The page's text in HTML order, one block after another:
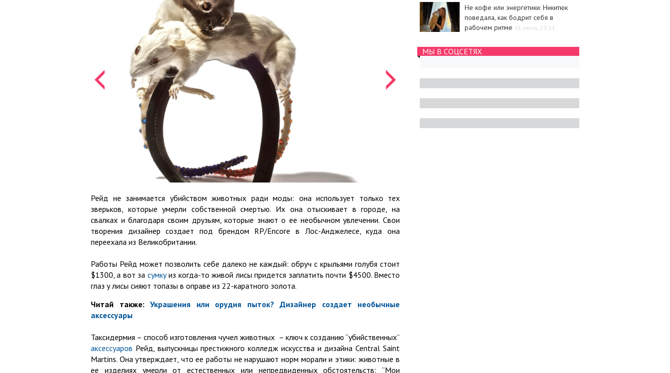
Рейд не занимается убийством животных ради моды: она использует только тех
зверьков, которые умерли собственной смертью. Их она отыскивает в городе, на
свалках и благодаря своим друзьям, которые знают о ее необычном увлечении. Свои
творения дизайнер создает под брендом RP/Encore в Лос-Анджелесе, куда она
переехала из Великобритании.
Работы Рейд может позволить себе далеко не каждый: обруч с крыльями голубя стоит
$1300, а вот за сумкуиз когда-то живой лисы придется заплатить почти $4500. Вместо
глаз у лисы сияют топазы в оправе из 22-каратного золота.
Читай также: Украшения или орудия пыток? Дизайнер создает необычные
аксессуары
Таксидермия – способ изготовления чучел животных – ключ к созданию “убийственных”
аксессуаров Рейд, выпускницы престижного колледж искусства и дизайна Central Saint
Martins. Она утверждает, что ее работы не нарушают норм морали и этики: животные в
ее изделиях умерли от естественных или непредвиденных обстоятельств: “Мои
Не кофе или энергетики: Никитюк
поведала, как бодрит себя в
рабочем ритме 31 июля, 23:11
МЫ В СОЦСЕТЯХ